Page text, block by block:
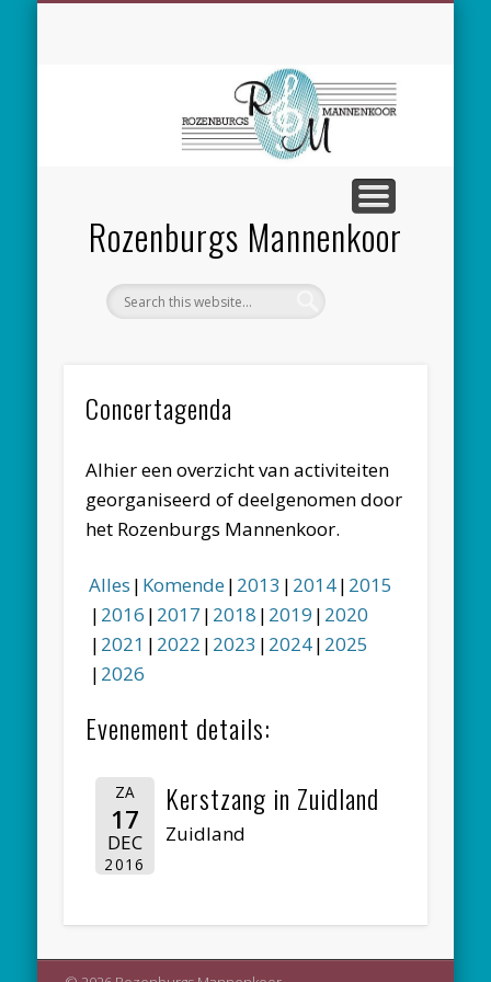
Rozenburgs Mannenkoor
Concertagenda
Alhier een overzicht van activiteiten
georganiseerd of deelgenomen door
het Rozenburgs Mannenkoor.
Alles Komende 2013 2014 2015
2016 2017 2018 2019 2020
2021
2022 2023 2024 2025
2026
Evenement details:
ZA
17
DEC
2016
Kerstzang in Zuidland
Zuidland